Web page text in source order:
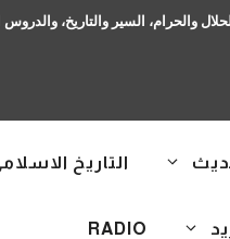
والحرام، السير والتاريخ،
التاريخ
RADIO